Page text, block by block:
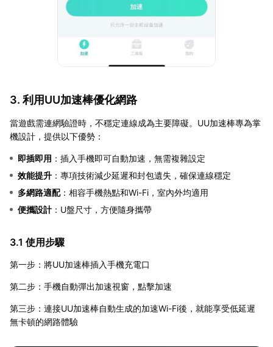
3. 利用UU加速棒優化網路
當遊戲需連網驗證時，不穩定連線成為主要障礙。UU加速棒專為掌
機設計，提供以下優勢：
即插即用 ：插入手機即可自動加速，無需複雜設定
效能提升 ：專項技術減少延遲和封包遺失，確保連線穩定
多網路適配：相容手機熱點和Wi-Fi，室內外均適用
便攜設計：U盤尺寸，方便隨身攜帶
3.1 使用步驟
第一步：將UU加速棒插入手機充電口
第二步：手機自動彈出加速視窗，點擊加速
第三步：連接UU加速棒自動生成的加速Wi-Fi後，就能享受低延遲
無卡頓的網路體驗